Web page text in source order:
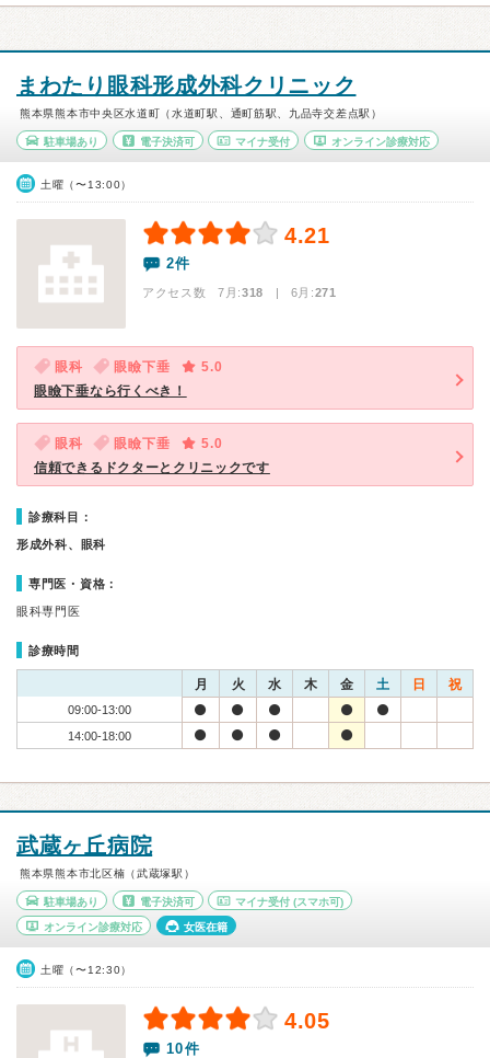
まわたり眼科形成外科クリニック
熊本県熊本市中央区水道町（水道町駅、通町筋駅、九品寺交差点駅）
駐車場あり 電子決済可 マイナ受付 オンライン診療対応
土曜（〜13:00）
4.21
2件
アクセス数 7月:318 | 6月:271
眼科 眼瞼下垂
5.0
眼瞼下垂なら行くべき！
眼科 眼瞼下垂
5.0
信頼できるドクターとクリニックです
診療科目：
形成外科、眼科
専門医・資格：
眼科専門医
診療時間
月 火 水 木 金 土 日 祝
09:00-13:00
14:00-18:00
武蔵ヶ丘病院
熊本県熊本市北区楠（武蔵塚駅）
駐車場あり 電子決済可 マイナ受付 (スマホ可)
オンライン診療対応 女医在籍
土曜（〜12:30）
4.05
10件